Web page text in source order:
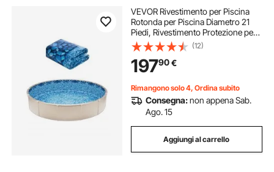
VEVOR Rivestimento per Piscina
Rotonda per Piscina Diametro 21
Piedi, Rivestimento Protezione per
Pareti di Piscine Fuori Terra 54
Pollici Stile Sovrapposto,
Rivestimento Piscina in Materiale
Vinile
(12)
19790€
Rimangono solo 4, Ordina subito
Consegna:non appena Sab.
Ago. 15
Aggiungi al carrello